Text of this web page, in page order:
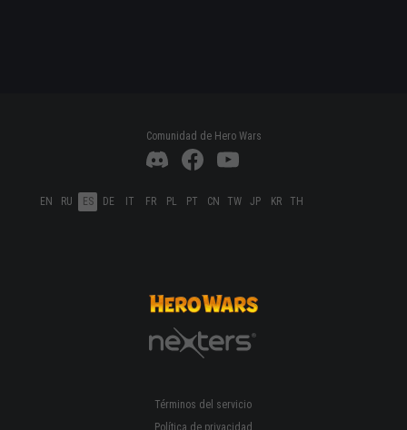
Comunidad de Hero Wars
EN RU ES DE IT FR PL PT CN TW JP KR TH
Términos del servicio
Política de privacidad